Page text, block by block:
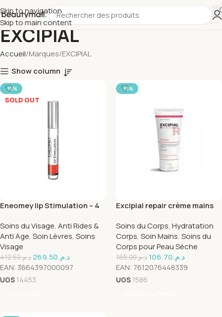
Skip to navigation
Skip to main content
EXCIPIAL
Accueil Marques EXCIPIAL
Show column
-35%
SOLD OUT
Eneomey lip Stimulation – 4
Soins du Visage, Anti Rides &
Anti Age, Soin Lèvres, Soins
Visage
د.م.412.50 د.م.269.50
EAN: 3664397000097
UGS 14453
-35%
Excipial repair crème mains
Soins du Corps, Hydratation
Corps, Soin Mains, Soins du
Corps pour Peau Sèche
د.م.165.00 د.م.106.70
EAN: 7612076448339
UGS 1586